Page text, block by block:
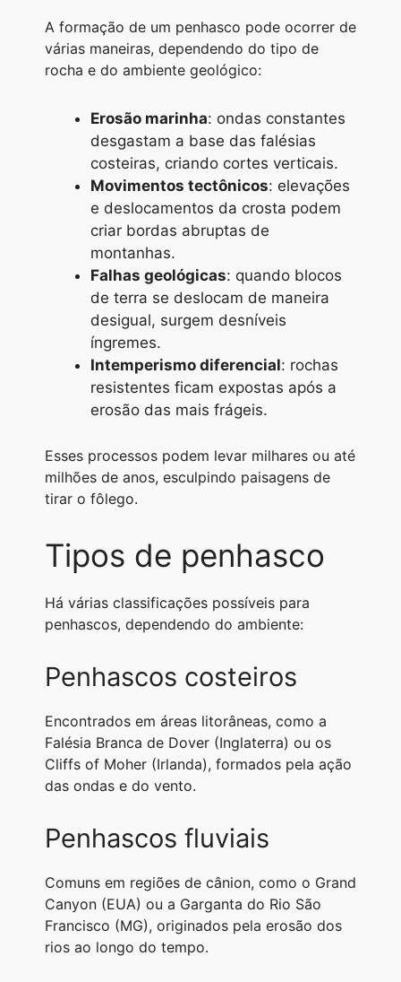
A formação de um penhasco pode ocorrer de
várias maneiras, dependendo do tipo de
rocha e do ambiente geológico:
Erosão marinha: ondas constantes
desgastam a base das falésias
costeiras, criando cortes verticais.
Movimentos tectônicos: elevações
e deslocamentos da crosta podem
criar bordas abruptas de
montanhas.
Falhas geológicas: quando blocos
de terra se deslocam de maneira
desigual, surgem desníveis
íngremes.
Intemperismo diferencial: rochas
resistentes ficam expostas após a
erosão das mais frágeis.
Esses processos podem levar milhares ou até
milhões de anos, esculpindo paisagens de
tirar o fôlego.
Tipos de penhasco
Há várias classificações possíveis para
penhascos, dependendo do ambiente:
Penhascos costeiros
Encontrados em áreas litorâneas, como a
Falésia Branca de Dover (Inglaterra) ou os
Cliffs of Moher (Irlanda), formados pela ação
das ondas e do vento.
Penhascos fluviais
Comuns em regiões de cânion, como o Grand
Canyon (EUA) ou a Garganta do Rio São
Francisco (MG), originados pela erosão dos
rios ao longo do tempo.